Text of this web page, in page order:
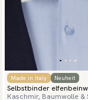
Made in Italy Neuheit
Selbstbinder
Kaschmir, Baumwolle &